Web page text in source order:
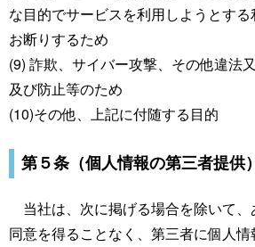
な目的でサービスを利用しようとす
お断りするため
(9) 詐欺、サイバー攻撃、その他違法
及び防止等のため
(10)その他、上記に付随する目的
第５条（個人情報の第三者提供）
当社は、次に掲げる場合を除いて
同意を得ることなく、第三者に個人